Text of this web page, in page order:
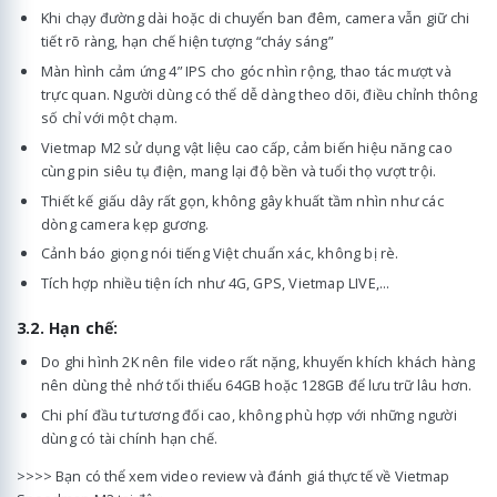
Khi chạy đường dài hoặc di chuyển ban đêm, camera vẫn giữ chi
tiết rõ ràng, hạn chế hiện tượng “cháy sáng”
Màn hình cảm ứng 4” IPS cho góc nhìn rộng, thao tác mượt và
trực quan. Người dùng có thể dễ dàng theo dõi, điều chỉnh thông
số chỉ với một chạm.
Vietmap M2 sử dụng vật liệu cao cấp, cảm biến hiệu năng cao
cùng pin siêu tụ điện, mang lại độ bền và tuổi thọ vượt trội.
Thiết kế giấu dây rất gọn, không gây khuất tầm nhìn như các
dòng camera kẹp gương.
Cảnh báo giọng nói tiếng Việt chuẩn xác, không bị rè.
Tích hợp nhiều tiện ích như 4G, GPS, Vietmap LIVE,...
3.2. Hạn chế:
Do ghi hình 2K nên file video rất nặng, khuyến khích khách hàng
nên dùng thẻ nhớ tối thiểu 64GB hoặc 128GB để lưu trữ lâu hơn.
Chi phí đầu tư tương đối cao, không phù hợp với những người
dùng có tài chính hạn chế.
>>>> Bạn có thể xem video review và đánh giá thực tế về Vietmap